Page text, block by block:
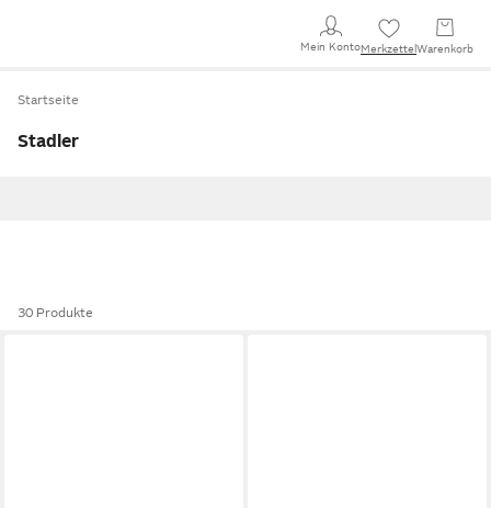
Mein KontoMerkzettel Warenkorb
Startseite
Stadler
30 Produkte